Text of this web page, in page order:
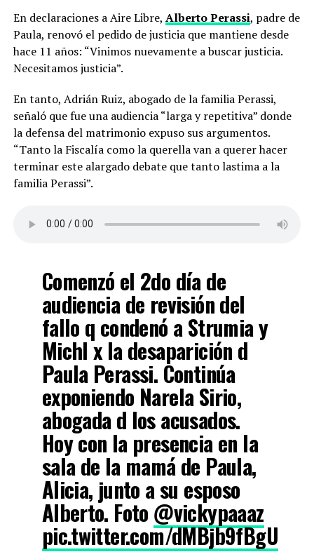
En declaraciones a Aire Libre, Alberto Perassi, padre de
Paula, renovó el pedido de justicia que mantiene desde
hace 11 años: “Vinimos nuevamente a buscar justicia.
Necesitamos justicia”.
En tanto, Adrián Ruiz, abogado de la familia Perassi,
señaló que fue una audiencia “larga y repetitiva” donde
la defensa del matrimonio expuso sus argumentos.
“Tanto la Fiscalía como la querella van a querer hacer
terminar este alargado debate que tanto lastima a la
familia Perassi”.
Comenzó el 2do día de
audiencia de revisión del
fallo q condenó a Strumia y
Michl x la desaparición d
Paula Perassi. Continúa
exponiendo Narela Sirio,
abogada d los acusados.
Hoy con la presencia en la
sala de la mamá de Paula,
Alicia, junto a su esposo
Alberto. Foto @vickypaaaz
pic.twitter.com/dMBjb9fBgU